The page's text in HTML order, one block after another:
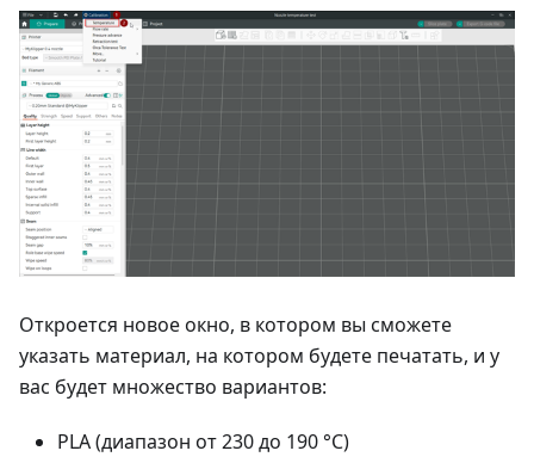
Откроется новое окно, в котором вы сможете
указать материал, на котором будете печатать, и у
вас будет множество вариантов:
PLA (диапазон от 230 до 190 °C)